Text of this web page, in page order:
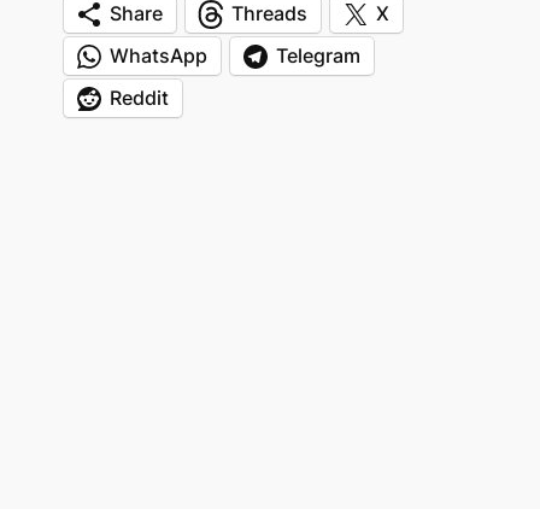
Share
Threads
X
WhatsApp
Telegram
Reddit